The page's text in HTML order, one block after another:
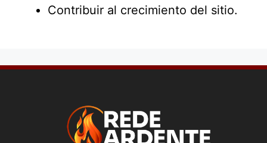
Contribuir al crecimiento del sitio.